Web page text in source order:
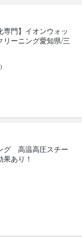
専門】イオンウォッ
リーニング愛知県/三
グ 高温高圧スチー
あり！